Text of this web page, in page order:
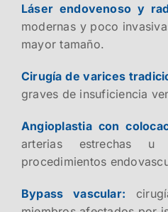
Láser endovenoso y
modernas y poco
mayor tamaño.
Cirugía de varices
graves de insuficiencia
Angioplastia con
arterias estrechas u
procedimientos
Bypass vascular: